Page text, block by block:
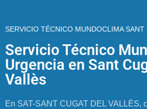
SERVICIO TÉCNICO MUNDOCLIMA SANT
Servicio Técnico
Urgencia en Sant
Vallès
En SAT-SANT CUGAT DEL VALLÈS,